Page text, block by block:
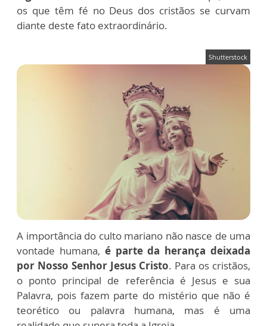
os que têm fé no Deus dos cristãos se curvam
diante deste fato extraordinário.
Shutterstock
A importância do culto mariano não nasce de uma
vontade humana, é parte da herança deixada
por Nosso Senhor Jesus Cristo. Para os cristãos,
o ponto principal de referência é Jesus e sua
Palavra, pois fazem parte do mistério que não é
teorético ou palavra humana, mas é uma